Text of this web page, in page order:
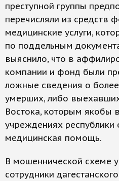
преступной группы
перечисляли из средств
медицинские услуги,
по поддельным
выяснило, что в
компании и фонд были
ложные сведения о
умерших, либо
Востока, которым якобы
учреждениях республики
медицинская помощь.
В мошеннической схеме
сотрудники